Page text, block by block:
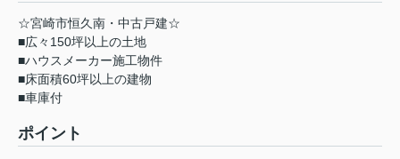
☆宮崎市恒久南・中古戸建☆
■広々150坪以上の土地
■ハウスメーカー施工物件
■床面積60坪以上の建物
■車庫付
ポイント